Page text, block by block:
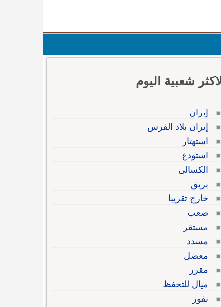
الاكثر شعبية اليوم
إيران
إيران بلاد الفرس
استهتار
استودع
الكسالى
بريق
خارج تقريبا
صعب
مستقر
مسدد
معضل
مقرر
ميال للتحفظ
نفور